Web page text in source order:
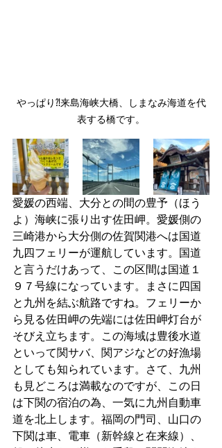
やっぱり⁈来島海峡大橋、しまなみ海道を代
表する橋です。
愛媛の西端、大分との間の豊予（ほう
よ）海峡に張り出す佐田岬。愛媛側の
三崎港から大分側の佐賀関港へは国道
九四フェリーが運航しています。国道
と言うだけあって、この区間は国道１
９７号線になっています。まさに四国
と九州を結ぶ航路ですね。フェリーか
ら見る佐田岬の先端には佐田岬灯台が
そびえ立ちます。この海域は豊後水道
といって関サバ、関アジなどの好漁場
としても知られています。さて、九州
も見どころは満載なのですが、この日
は下関の宿泊の為、一気に九州自動車
道を北上します。福岡の門司、山口の
下関は車、電車（新幹線と在来線）、